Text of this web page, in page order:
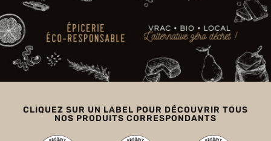
CLIQUEZ SUR UN LABEL POUR DÉCOUVRIR TOUS
NOS PRODUITS CORRESPONDANTS